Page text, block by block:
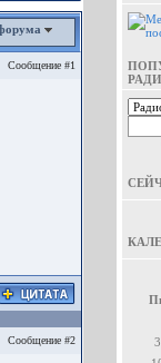
Сообщение #1
Сообщение #2
3